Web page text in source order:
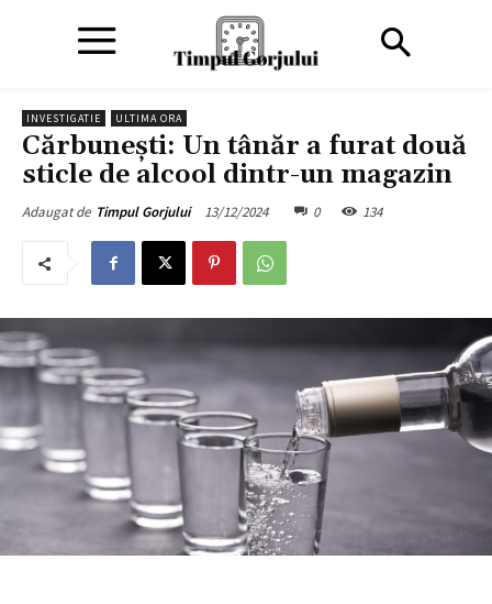
INVESTIGATIE ULTIMA ORA
Cărbunești: Un tânăr a furat două
sticle de alcool dintr-un magazin
Adaugat de Timpul Gorjului 13/12/2024 0 134